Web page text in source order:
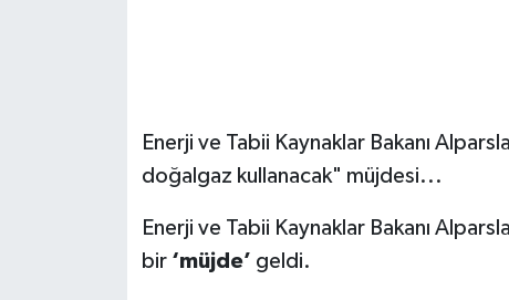
Enerji ve Tabii Kaynaklar Bakanı
doğalgaz kullanacak" müjdesi...
Enerji ve Tabii Kaynaklar Bakanı
bir ‘müjde’ geldi.